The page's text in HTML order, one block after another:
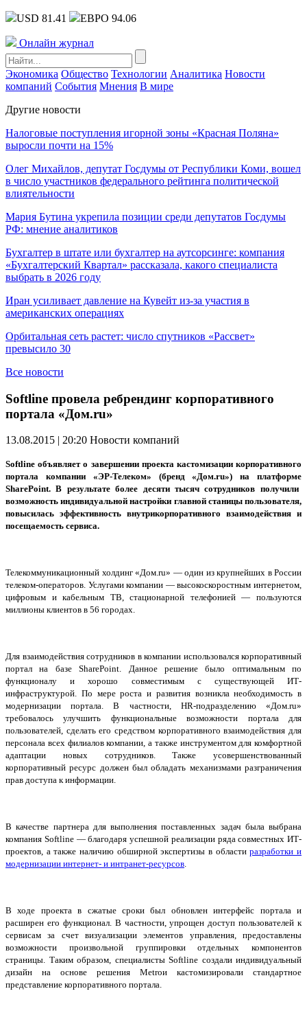
USD 81.41 ЕВРО 94.06
Онлайн журнал
Экономика Общество Технологии Аналитика Новости
компаний События Мнения В мире
Другие новости
Налоговые поступления игорной зоны «Красная Поляна»
выросли почти на 15%
Олег Михайлов, депутат Госдумы от Республики Коми, вошел
в число участников федерального рейтинга политической
влиятельности
Мария Бутина укрепила позиции среди депутатов Госдумы
РФ: мнение аналитиков
Бухгалтер в штате или бухгалтер на аутсорсинге: компания
«Бухгалтерский Квартал» рассказала, какого специалиста
выбрать в 2026 году
Иран усиливает давление на Кувейт из-за участия в
американских операциях
Орбитальная сеть растет: число спутников «Рассвет»
превысило 30
Все новости
Softline провела ребрендинг корпоративного
портала «Дом.ru»
13.08.2015 | 20:20 Новости компаний
Softline объявляет о завершении проекта кастомизации корпоративного
портала компании «ЭР-Телеком» (бренд «Дом.ru») на платформе
SharePoint. В результате более десяти тысяч сотрудников получили
возможность индивидуальной настройки главной станицы пользователя,
повысилась эффективность внутрикорпоративного взаимодействия и
посещаемость сервиса.
Телекоммуникационный холдинг «Дом.ru» — один из крупнейших в России
телеком-операторов. Услугами компании — высокоскоростным интернетом,
цифровым и кабельным ТВ, стационарной телефонией — пользуются
миллионы клиентов в 56 городах.
Для взаимодействия сотрудников в компании использовался корпоративный
портал на базе SharePoint. Данное решение было оптимальным по
функционалу и хорошо совместимым с существующей ИТ-
инфраструктурой. По мере роста и развития возникла необходимость в
модернизации портала. В частности, HR-подразделению «Дом.ru»
требовалось улучшить функциональные возможности портала для
пользователей, сделать его средством корпоративного взаимодействия для
персонала всех филиалов компании, а также инструментом для комфортной
адаптации новых сотрудников. Также усовершенствованный
корпоративный ресурс должен был обладать механизмами разграничения
прав доступа к информации.
В качестве партнера для выполнения поставленных задач была выбрана
компания Softline — благодаря успешной реализации ряда совместных ИТ-
проектов, а также наличию обширной экспертизы в областиразработки и
модернизации интернет- и интранет-ресурсов.
В ходе проекта в сжатые сроки был обновлен интерфейс портала и
расширен его функционал. В частности, упрощен доступ пользователей к
сервисам за счет визуализации элементов управления, предоставлены
возможности произвольной группировки отдельных компонентов
страницы. Таким образом, специалисты Softline создали индивидуальный
дизайн на основе решения Metroи кастомизировали стандартное
представление корпоративного портала.